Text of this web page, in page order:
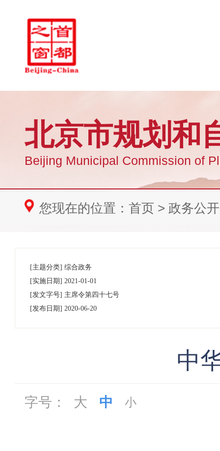
您现在的位置： 首页 > 政务公开
[主题分类] 综合政务
[实施日期] 2021-01-01
[发文字号] 主席令第四十七号
[发布日期] 2020-06-20
中
字号： 大 中 小